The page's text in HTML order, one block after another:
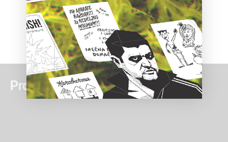
Pročitaj još: